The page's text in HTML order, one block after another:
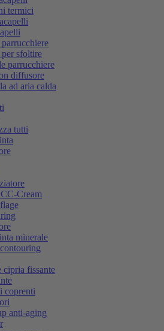
termici
sfoltire
parrucchiere
diffusore
ad aria calda
tutti
Cream
minerale
cipria fissante
coprenti
anti-aging